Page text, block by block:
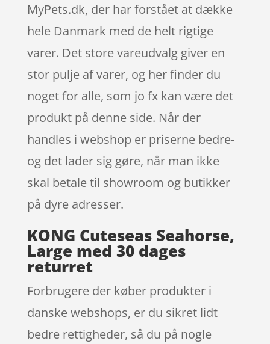
MyPets.dk, der har forstået at dække
hele Danmark med de helt rigtige
varer. Det store vareudvalg giver en
stor pulje af varer, og her finder du
noget for alle, som jo fx kan være det
produkt på denne side. Når der
handles i webshop er priserne bedre-
og det lader sig gøre, når man ikke
skal betale til showroom og butikker
på dyre adresser.
KONG Cuteseas Seahorse,
Large med 30 dages
returret
Forbrugere der køber produkter i
danske webshops, er du sikret lidt
bedre rettigheder, så du på nogle